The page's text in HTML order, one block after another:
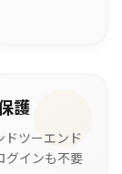
護
ドツーエンド
グインも不要